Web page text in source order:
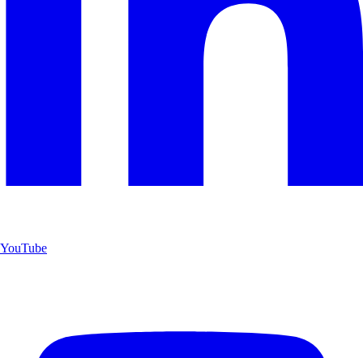
YouTube